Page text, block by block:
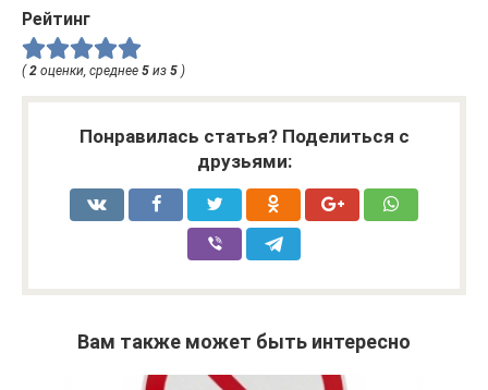
Рейтинг
( 2 оценки, среднее 5 из 5 )
Понравилась статья? Поделиться с
друзьями:
Вам также может быть интересно